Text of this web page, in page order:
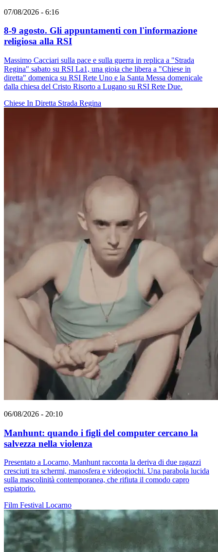
07/08/2026 - 6:16
8-9 agosto. Gli appuntamenti con l'informazione
religiosa alla RSI
Massimo Cacciari sulla pace e sulla guerra in replica a "Strada
Regina" sabato su RSI La1, una gioia che libera a "Chiese in
diretta" domenica su RSI Rete Uno e la Santa Messa domenicale
dalla chiesa del Cristo Risorto a Lugano su RSI Rete Due.
Chiese In Diretta Strada Regina
06/08/2026 - 20:10
Manhunt: quando i figli del computer cercano la
salvezza nella violenza
Presentato a Locarno, Manhunt racconta la deriva di due ragazzi
cresciuti tra schermi, manosfera e videogiochi. Una parabola lucida
sulla mascolinità contemporanea, che rifiuta il comodo capro
espiatorio.
Film Festival Locarno